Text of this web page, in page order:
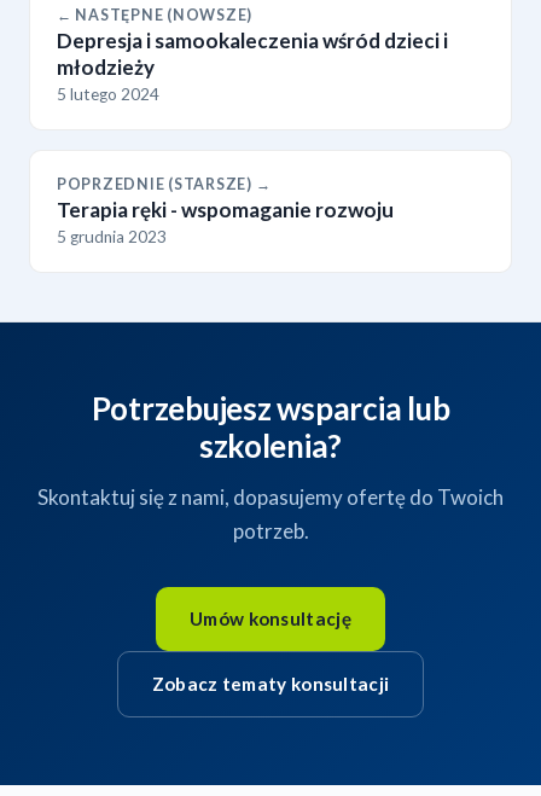
← NASTĘPNE (NOWSZE)
Depresja i samookaleczenia wśród dzieci i
młodzieży
5 lutego 2024
POPRZEDNIE (STARSZE) →
Terapia ręki - wspomaganie rozwoju
5 grudnia 2023
Potrzebujesz wsparcia lub
szkolenia?
Skontaktuj się z nami, dopasujemy ofertę do Twoich
potrzeb.
Umów konsultację
Zobacz tematy konsultacji